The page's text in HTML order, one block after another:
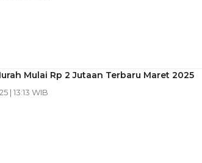
Mulai Rp 2 Jutaan Terbaru Maret 2025
| 13:13 WIB